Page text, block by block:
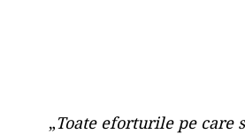
„Toate eforturile pe care